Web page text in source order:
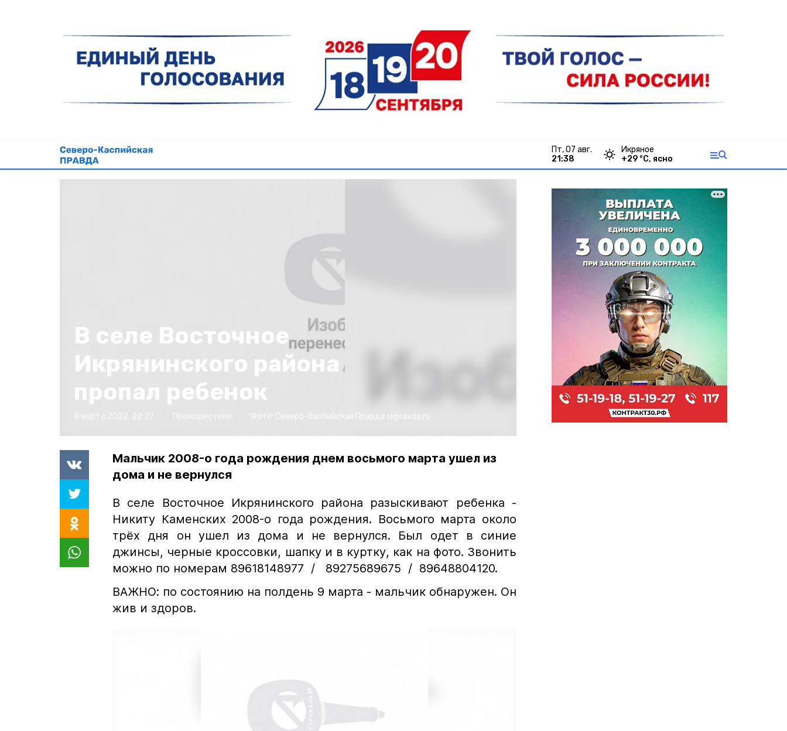
пт, 07 авг.
21:38
Икряное
+29 °С, ясно
В селе Восточное
Икрянинского района
пропал ребенок
Мальчик 2008-о года рождения днем восьмого марта ушел из
дома и не вернулся
В селе Восточное Икрянинского района разыскивают ребенка -
Никиту Каменских 2008-о года рождения. Восьмого марта около
трёх дня он ушел из дома и не вернулся. Был одет в синие
джинсы, черные кроссовки, шапку и в куртку, как на фото. Звонить
можно по номерам 89618148977 / 89275689675 / 89648804120.
ВАЖНО: по состоянию на полдень 9 марта - мальчик обнаружен. Он
жив и здоров.